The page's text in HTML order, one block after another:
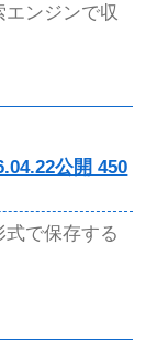
ンジンで収
公開 450
で保存する